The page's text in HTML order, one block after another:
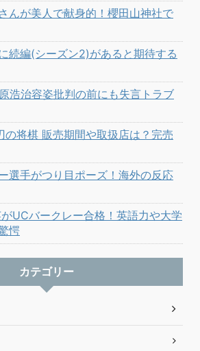
んが美人で献身的！櫻田山神社で
続編(シーズン2)があると期待する
浩治容姿批判の前にも失言トラブ
の将棋 販売期間や取扱店は？完売
選手がつり目ポーズ！海外の反応
UCバークレー合格！英語力や大学
愕
カテゴリー